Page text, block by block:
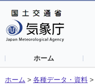
ホーム
ホーム > 各種データ・資料 >